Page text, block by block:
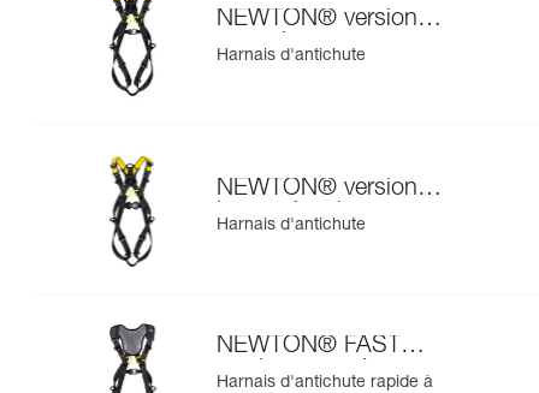
NEWTON® version
européenne
Harnais d'antichute
NEWTON® version
internationale
Harnais d'antichute
NEWTON® FAST
version européenne
Harnais d'antichute rapide à